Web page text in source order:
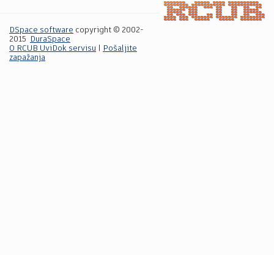
DSpace software copyright © 2002-
2015
DuraSpace
O RCUB UviDok servisu
Pošaljite
zapažanja